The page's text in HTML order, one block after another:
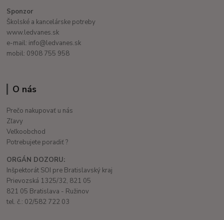
Sponzor
Školské a kancelárske potreby
www.ledvanes.sk
e-mail: info@ledvanes.sk
mobil: 0908 755 958
O nás
Prečo nakupovať u nás
Zľavy
Veľkoobchod
Potrebujete poradiť ?
ORGÁN DOZORU:
Inšpektorát SOI pre Bratislavský kraj
Prievozská 1325/32, 821 05
821 05 Bratislava - Ružinov
tel. č.: 02/582 722 03